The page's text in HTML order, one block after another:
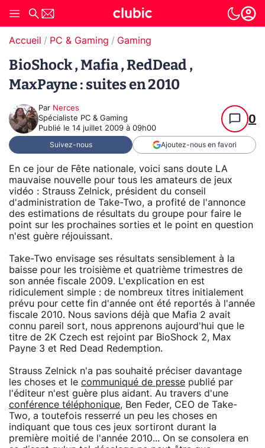
Accueil PC & Gaming Gaming
BioShock , Mafia , RedDead ,
MaxPayne : suites en 2010
Par Nerces
Spécialiste PC & Gaming
Publié le 14 juillet 2009 à 09h00
0
Suivez-nous Ajoutez-nous en favori
En ce jour de Fête nationale, voici sans doute LA
mauvaise nouvelle pour tous les amateurs de jeux
vidéo : Strauss Zelnick, président du conseil
d'administration de Take-Two, a profité de l'annonce
des estimations de résultats du groupe pour faire le
point sur les prochaines sorties et le point en question
n'est guère réjouissant.
Take-Two envisage ses résultats sensiblement à la
baisse pour les troisième et quatrième trimestres de
son année fiscale 2009. L'explication en est
ridiculement simple : de nombreux titres initialement
prévu pour cette fin d'année ont été reportés à l'année
fiscale 2010. Nous savions déjà que Mafia 2 avait
connu pareil sort, nous apprenons aujourd'hui que le
titre de 2K Czech est rejoint par BioShock 2, Max
Payne 3 et Red Dead Redemption.
Strauss Zelnick n'a pas souhaité préciser davantage
les choses et le communiqué de presse publié par
l'éditeur n'est guère plus aidant. Au travers d'une
conférence téléphonique, Ben Feder, CEO de Take-
Two, a toutefois resserré un peu les choses en
indiquant que tous ces jeux sortiront durant la
première moitié de l'année 2010... On se consolera en